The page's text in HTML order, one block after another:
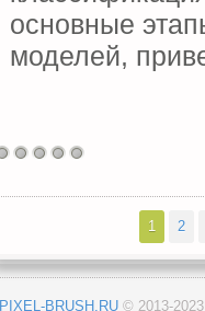
основные
моделей,
1 2
PIXEL-BRUSH.RU © 2013-